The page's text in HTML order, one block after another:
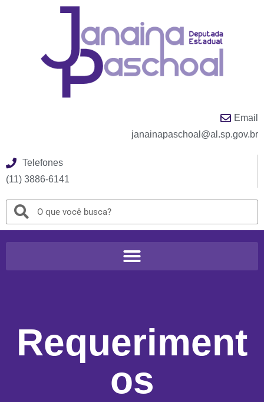
Email
janainapaschoal@al.sp.gov.br
Telefones
(11) 3886-6141
Requeriment
os